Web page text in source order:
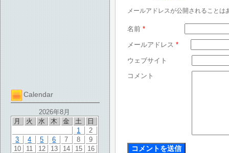
Calendar
2026年8月
月
火 水 木 金 土 日
1
2
3
4 5 6 7 8
9
10
11 12 13 14 15
16
メールアドレスが公開されることは
名前 *
メールアドレス *
ウェブサイト
コメント